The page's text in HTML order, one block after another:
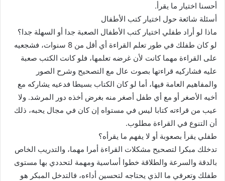
أحسنا اختيار ما يقرأ.
أسئلة شائعة حول اختيار كتب الأطفال
ماذا لو أراد طفلي اختيار كتب الأطفال الصعبة جدا أو السهلة جدا؟
لو كان طفلك في طور تعلم القراءة أي أقل من 8 سنوات، فشجعيه
على القراءة مهما كانت لأن غرضه تعلمها، فلو كانت الكتب صعبة
عليه فشاركيه قراءتها بصوت عال مع التصحيح وشرح الصور
والمفاهيم العامة فيها، أما لو كان الكتاب بسيطا فدعيه يشاركه مع
أخيه الأصغر أو مع أي طفل أصغر منه بغرض أخذه دور المرشد. ولا
عيب من قراءته كتابا ليس في مستواه إن كان في مجال يحبه، ذلك
أن التنوع في القراءة مطلوب.
طفلي يقرأ بصعوبة أو لا يفهم ما يقرأه؟
تدخلك مبكرا لتصحيح مشكلات القراءة أمرا مهما، والتدريب الخاص
بالدقة والسرعة والطلاقة خطوا أساسية ومهمة لتحددي بها مستوى
طفلك وتعرفي ما الذي يحتاجه لتحسين أداءه، فالتدخل المبكر هو